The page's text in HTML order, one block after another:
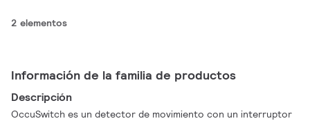
2 elementos
Información de la familia de productos
Descripción
OccuSwitch es un detector de movimiento con un interruptor